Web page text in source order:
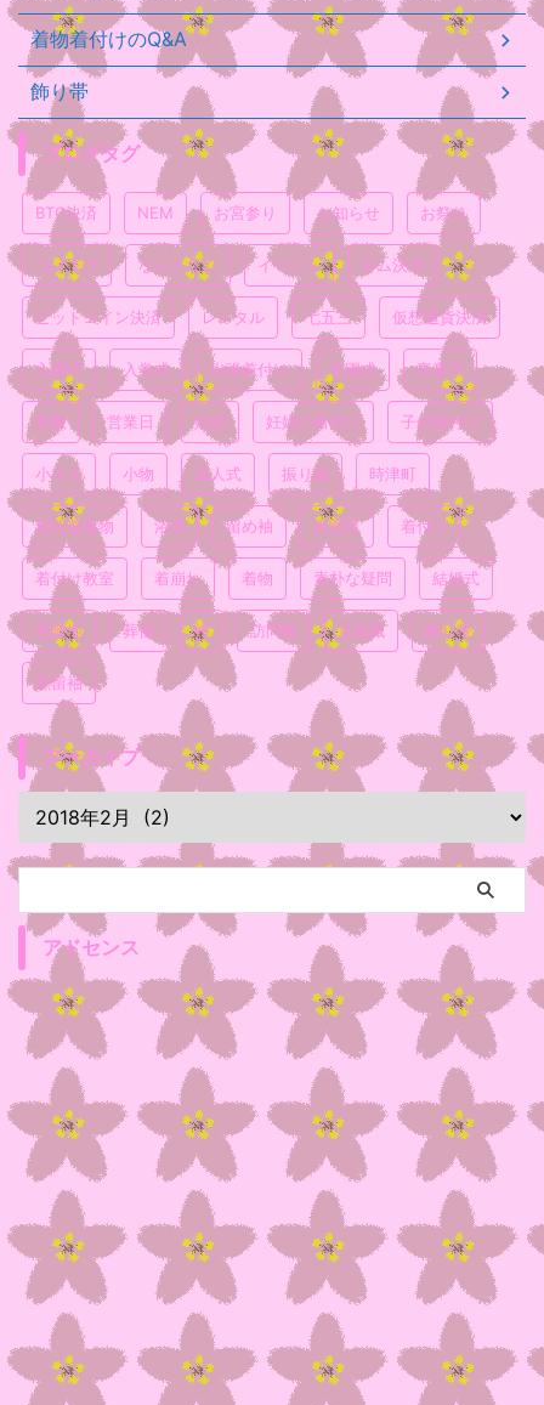
着物着付けのQ&A
飾り帯
ブログタグ
BTC決済 NEM お宮参り お知らせ お祭り
つけ下げ なんとなく イベント ネム決済
ビットコイン決済 レンタル 七五三 仮想通貨決済
入園式 入学式 出張着付け 卒園式 卒業式
喪服 営業日 妊婦 妊婦の着付け 子供着付け
小ネタ 小物 成人式 振り袖 時津町
普段着着物 浴衣 留め袖 真面目 着付け
着付け教室 着崩れ 着物 素朴な疑問 結婚式
色無地 葬儀 袴 訪問着 豆知識 飾り帯
黒留袖
アーカイブ
アドセンス